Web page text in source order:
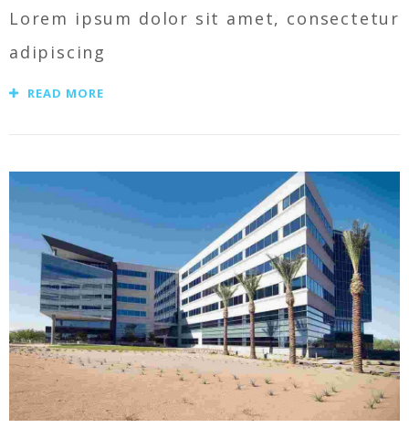
Lorem ipsum dolor sit amet, consectetur
adipiscing
READ MORE